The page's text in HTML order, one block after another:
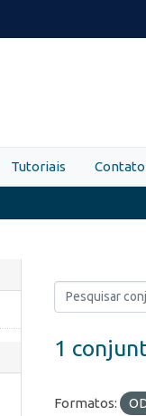
Tutoriais Contato
1
Formatos: